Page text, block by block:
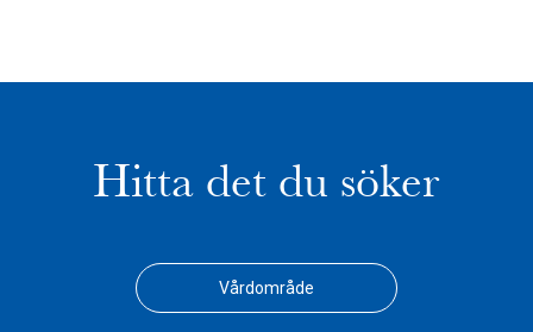
Hitta det du söker
Vårdområde